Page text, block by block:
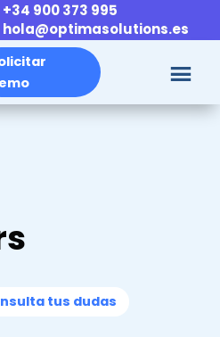
+34 900 373 995
hola@optimasolutions.es
tus dudas